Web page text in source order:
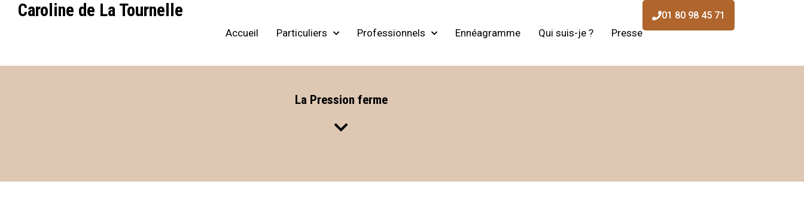
Caroline de La Tournelle
Accueil Particuliers Professionnels Ennéagramme Qui suis-je ? Presse
01 80 98 45 71
La Pression ferme